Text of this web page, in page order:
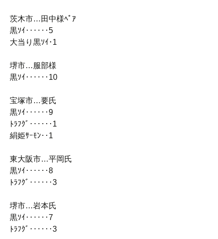
茨木市…田中様ﾍﾟｱ
黒ｿｲ‥‥‥5
大当り黒ｿｲ･1
堺市…服部様
黒ｿｲ‥‥‥10
宝塚市…要氏
黒ｿｲ‥‥‥9
ﾄﾗﾌｸﾞ‥‥‥1
絹姫ｻｰﾓﾝ‥1
東大阪市…平岡氏
黒ｿｲ‥‥‥8
ﾄﾗﾌｸﾞ‥‥‥3
堺市…岩本氏
黒ｿｲ‥‥‥7
ﾄﾗﾌｸﾞ‥‥‥3